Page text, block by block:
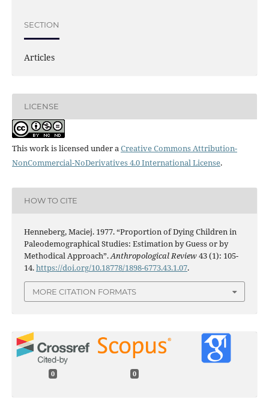
SECTION
Articles
LICENSE
This work is licensed under aCreative Commons Attribution-
NonCommercial-NoDerivatives 4.0 International License.
HOW TO CITE
Henneberg, Maciej. 1977. “Proportion of Dying Children in
Paleodemographical Studies: Estimation by Guess or by
Methodical Approach”.Anthropological Review43 (1): 105-
14.https://doi.org/10.18778/1898-6773.43.1.07.
MORE CITATION FORMATS
0 0